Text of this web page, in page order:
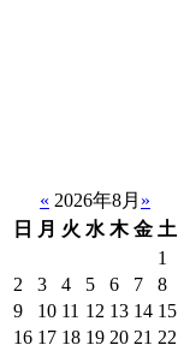
« 2026年8月 »
日
月 火 水 木 金 土
1
2
3 4 5 6 7
8
9
10 11 12 13 14 15
16 17 18 19 20 21 22